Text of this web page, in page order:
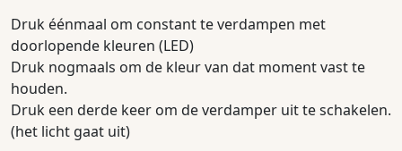
Druk éénmaal om constant te verdampen met
doorlopende kleuren (LED)
Druk nogmaals om de kleur van dat moment vast te
houden.
Druk een derde keer om de verdamper uit te schakelen.
(het licht gaat uit)